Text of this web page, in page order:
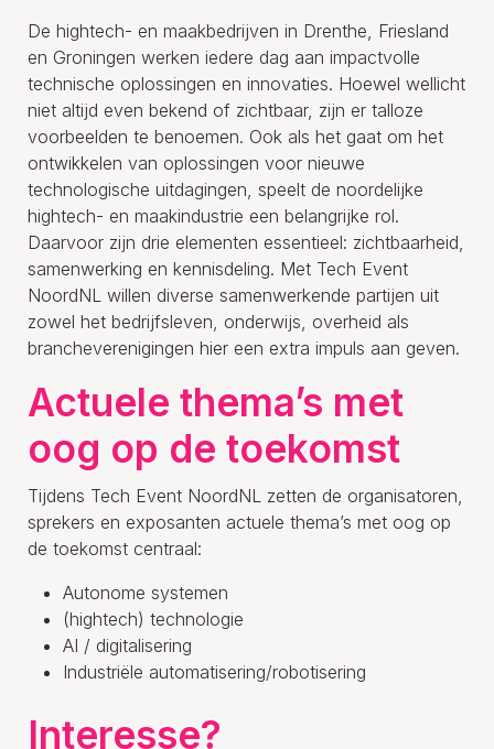
De hightech- en maakbedrijven in Drenthe, Friesland
en Groningen werken iedere dag aan impactvolle
technische oplossingen en innovaties. Hoewel wellicht
niet altijd even bekend of zichtbaar, zijn er talloze
voorbeelden te benoemen. Ook als het gaat om het
ontwikkelen van oplossingen voor nieuwe
technologische uitdagingen, speelt de noordelijke
hightech- en maakindustrie een belangrijke rol.
Daarvoor zijn drie elementen essentieel: zichtbaarheid,
samenwerking en kennisdeling. Met Tech Event
NoordNL willen diverse samenwerkende partijen uit
zowel het bedrijfsleven, onderwijs, overheid als
brancheverenigingen hier een extra impuls aan geven.
Actuele thema’s met
oog op de toekomst
Tijdens Tech Event NoordNL zetten de organisatoren,
sprekers en exposanten actuele thema’s met oog op
de toekomst centraal:
Autonome systemen
(hightech) technologie
AI / digitalisering
Industriële automatisering/robotisering
Interesse?